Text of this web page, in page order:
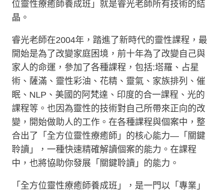
位靈性療癒師養成班」就是睿光老師所有技術的結
晶。
睿光老師在2004年，踏進了新時代的靈性課程，最
開始是為了改變家庭困境，前十年為了改變自己與
家人的命運，參加了各種課程，包括:塔羅、占星
術、薩滿、靈性彩油、花精、靈氣、家族排列、催
眠、NLP、美國的阿梵達、印度的合一課程、光的
課程等。也因為靈性的技術對自己所帶來正向的改
變，開始做助人的工作。在各種課程與個案中，整
合出了「全方位靈性療癒師」的核心能力—「關鍵
聆讀」，一種快速精確解讀個案的能力。在課程
中，也將協助你發展「關鍵聆讀」的能力。
「全方位靈性療癒師養成班」，是一門以「專業」